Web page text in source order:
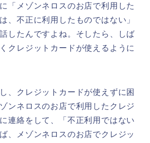
「メゾンネロスのお店で利用した
、不正に利用したものではない」
したんですよね。そしたら、しば
クレジットカードが使えるように
、クレジットカードが使えずに困
ンネロスのお店で利用したクレジ
連絡をして、「不正利用ではない
、メゾンネロスのお店でクレジッ